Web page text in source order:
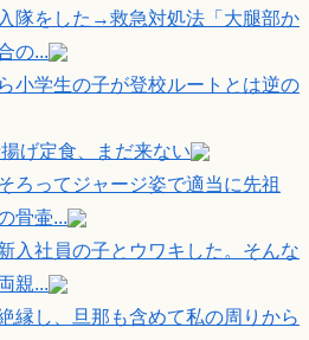
隊をした→救急対処法「大腿部か
の...
小学生の子が登校ルートとは逆の
げ定食、まだ来ない
ろってジャージ姿で適当に先祖
骨壷...
入社員の子とウワキした。そんな
親...
縁し、旦那も含めて私の周りから